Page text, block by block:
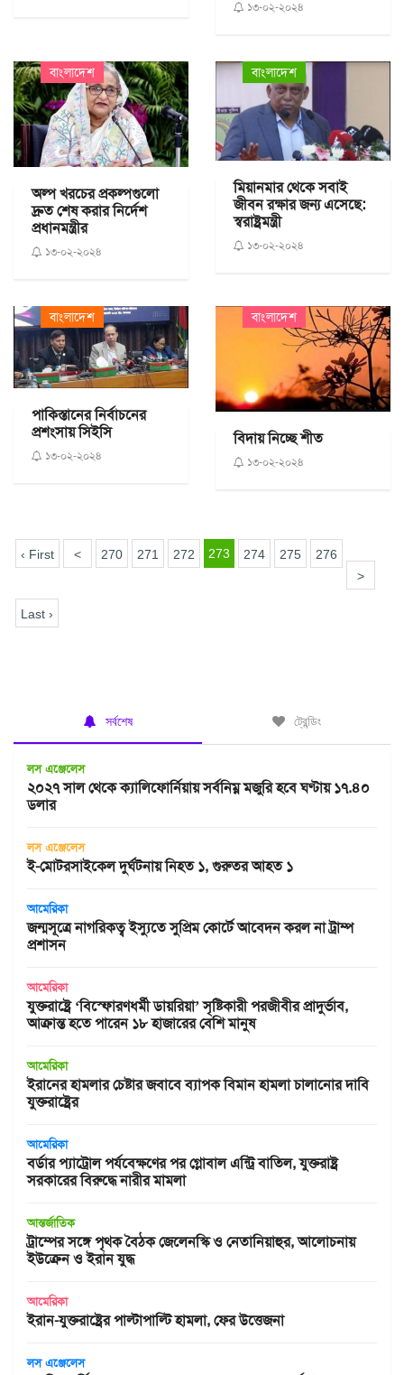
১৩-০২-২০২৪
বাংলাদেশ
অল্প খরচের প্রকল্পগুলো
দ্রুত শেষ করার নির্দেশ
প্রধানমন্ত্রীর
১৩-০২-২০২৪
বাংলাদেশ
মিয়ানমার থেকে সবাই
জীবন রক্ষার জন্য এসেছে:
স্বরাষ্ট্রমন্ত্রী
১৩-০২-২০২৪
বাংলাদেশ
পাকিস্তানের নির্বাচনের
প্রশংসায় সিইসি
১৩-০২-২০২৪
বাংলাদেশ
বিদায় নিচ্ছে শীত
১৩-০২-২০২৪
‹ First < 270 271 272 273 274 275
276
>
Last ›
সর্বশেষ ট্রেন্ডিং
লস এঞ্জেলেস
২০২৭ সাল থেকে ক্যালিফোর্নিয়ায় সর্বনিম্ন মজুরি হবে ঘণ্টায় ১৭.৪০
ডলার
লস এঞ্জেলেস
ই-মোটরসাইকেল দুর্ঘটনায় নিহত ১, গুরুতর আহত ১
আমেরিকা
জন্মসূত্রে নাগরিকত্ব ইস্যুতে সুপ্রিম কোর্টে আবেদন করল না ট্রাম্প
প্রশাসন
আমেরিকা
যুক্তরাষ্ট্রে ‘বিস্ফোরণধর্মী ডায়রিয়া’ সৃষ্টিকারী পরজীবীর প্রাদুর্ভাব,
আক্রান্ত হতে পারেন ১৮ হাজারের বেশি মানুষ
আমেরিকা
ইরানের হামলার চেষ্টার জবাবে ব্যাপক বিমান হামলা চালানোর দাবি
যুক্তরাষ্ট্রের
আমেরিকা
বর্ডার প্যাট্রোল পর্যবেক্ষণের পর গ্লোবাল এন্ট্রি বাতিল, যুক্তরাষ্ট্র
সরকারের বিরুদ্ধে নারীর মামলা
আন্তর্জাতিক
ট্রাম্পের সঙ্গে পৃথক বৈঠক জেলেনস্কি ও নেতানিয়াহুর, আলোচনায়
ইউক্রেন ও ইরান যুদ্ধ
আমেরিকা
ইরান-যুক্তরাষ্ট্রের পাল্টাপাল্টি হামলা, ফের উত্তেজনা
লস এঞ্জেলেস